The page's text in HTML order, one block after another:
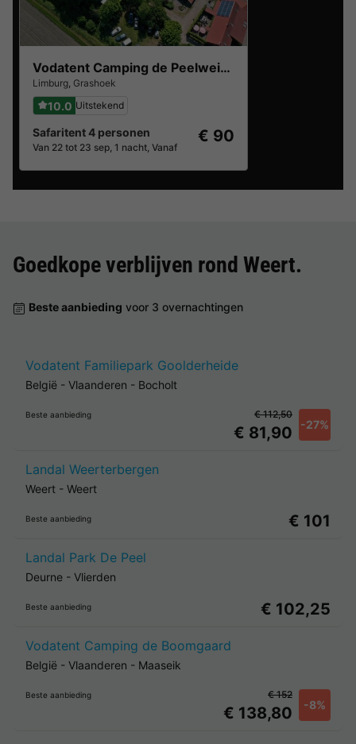
Vodatent Camping de Peelweide
Limburg, Grashoek
10.0 Uitstekend
Safaritent 4 personen
Van 22 tot 23 sep, 1 nacht, Vanaf
€ 90
Goedkope verblijven rond Weert.
Beste aanbieding voor 3 overnachtingen
Vodatent Familiepark Goolderheide
België - Vlaanderen - Bocholt
Beste aanbieding
€ 81,90 -27%
€ 112,50
Landal Weerterbergen
Weert - Weert
Beste aanbieding € 101
Landal Park De Peel
Deurne - Vlierden
Beste aanbieding € 102,25
Vodatent Camping de Boomgaard
België - Vlaanderen - Maaseik
Beste aanbieding
€ 138,80 -8%
€ 152